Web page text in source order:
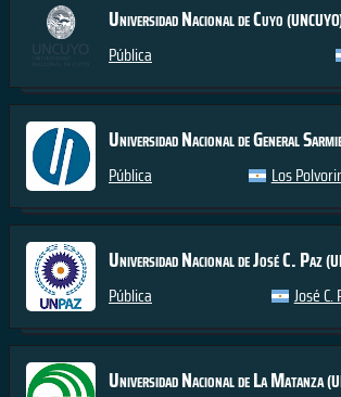
Universidad Nacional de Cuyo
Pública
Universidad Nacional de General
Pública Los
Universidad Nacional de José C. Paz
Pública José
Universidad Nacional de La Matanza